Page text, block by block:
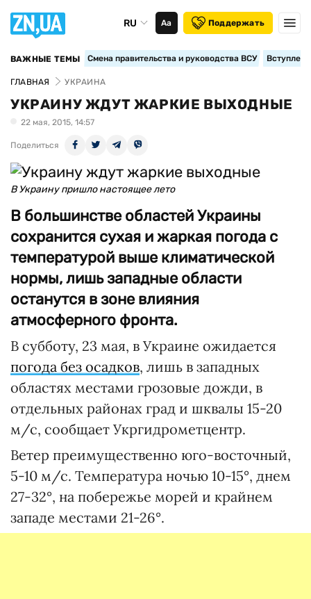
RU Аа Поддержать
ВАЖНЫЕ ТЕМЫ Смена правительства и руководства ВСУ
ГЛАВНАЯ УКРАИНА
УКРАИНУ ЖДУТ ЖАРКИЕ ВЫХОДНЫЕ
22 мая, 2015, 14:57
Поделиться
В Украину пришло настоящее лето
В большинстве областей Украины
сохранится сухая и жаркая погода с
температурой выше климатической
нормы, лишь западные области
останутся в зоне влияния
атмосферного фронта.
В субботу, 23 мая, в Украине ожидается
погода без осадков, лишь в западных
областях местами грозовые дожди, в
отдельных районах град и шквалы 15-20
м/с, сообщает Укргидрометцентр.
Ветер преимущественно юго-восточный,
5-10 м/с. Температура ночью 10-15°, днем
27-32°, на побережье морей и крайнем
западе местами 21-26°.